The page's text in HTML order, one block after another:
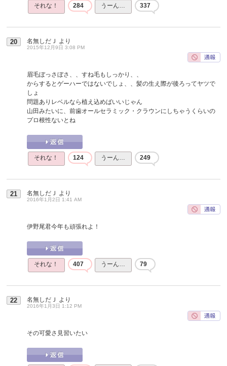
それな！ 284 うーん… 337
20 名無しだＪ より
2015年12月9日 3:08 PM
眉毛ぼっさぼさ、、すね毛もしっかり、、
からするとゲーハーではないでしょ、、髪の生え際が後ろってヤツで
しょ
問題ありレベルなら植え込めばいいじゃん
山田みたいに、前歯オールセラミック・クラウンにしちゃうくらいの
プロ根性ないとね
それな！ 124 うーん… 249
21 名無しだＪ より
2016年1月2日 1:41 AM
伊野尾君今年も頑張れよ！
それな！ 407 うーん… 79
22 名無しだＪ より
2016年1月3日 1:12 PM
その可愛さ見習いたい